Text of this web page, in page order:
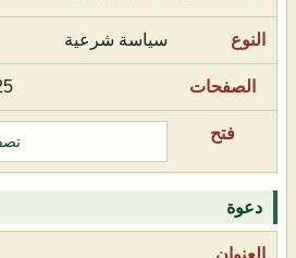
سياسة شرعية
دعوة